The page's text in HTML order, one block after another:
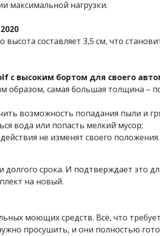
максимальной нагрузки.
составляет 3,5 см, что
с высоким бортом для своего
образом, самая большая толщина –
возможность попадания пыли и
вода или попасть мелкий мусор;
не изменят своего
срока. И подтверждает это
на новый.
моющих средств. Всё, что
просушить, и они полностью